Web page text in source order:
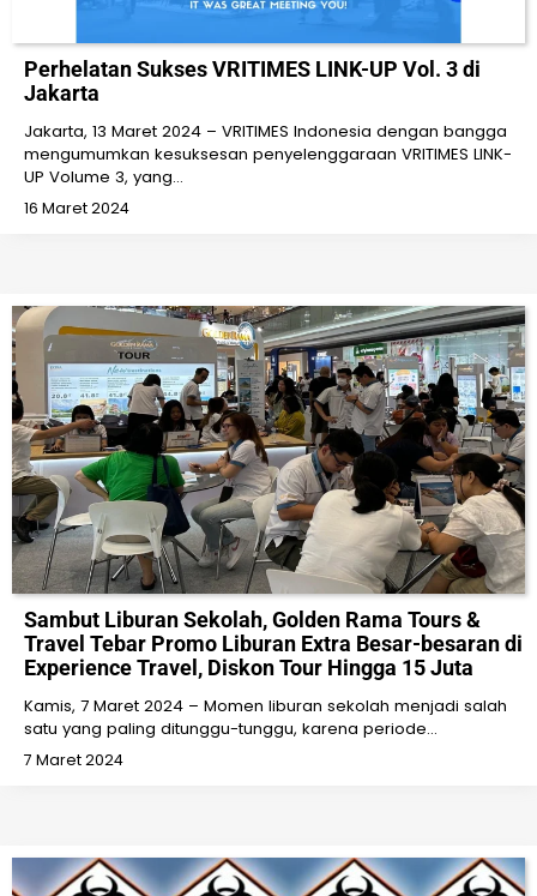
Perhelatan Sukses VRITIMES LINK-UP Vol. 3 di
Jakarta
Jakarta, 13 Maret 2024 – VRITIMES Indonesia dengan bangga
mengumumkan kesuksesan penyelenggaraan VRITIMES LINK-
UP Volume 3, yang…
16 Maret 2024
Sambut Liburan Sekolah, Golden Rama Tours &
Travel Tebar Promo Liburan Extra Besar-besaran di
Experience Travel, Diskon Tour Hingga 15 Juta
Kamis, 7 Maret 2024 – Momen liburan sekolah menjadi salah
satu yang paling ditunggu-tunggu, karena periode…
7 Maret 2024